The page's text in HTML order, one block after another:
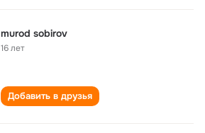
murod sobirov
16 лет
Добавить в друзья